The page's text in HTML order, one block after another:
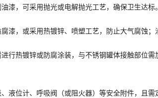
漆，可采用抛光或电解抛光工艺，确保卫生达标。
漆，或采用热镀锌、喷塑工艺，防止大气腐蚀；
行热镀锌或防腐涂装，与不锈钢罐体接触部位需
液位计、呼吸阀（或阻火器）等安全附件，且需